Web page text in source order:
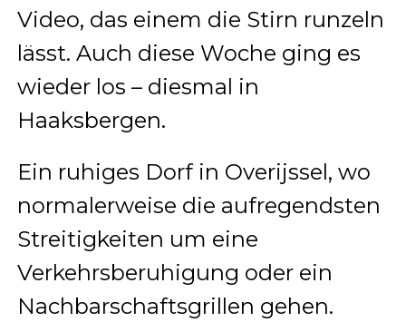
Video, das einem die Stirn runzeln
lässt. Auch diese Woche ging es
wieder los – diesmal in
Haaksbergen.
Ein ruhiges Dorf in Overijssel, wo
normalerweise die aufregendsten
Streitigkeiten um eine
Verkehrsberuhigung oder ein
Nachbarschaftsgrillen gehen.